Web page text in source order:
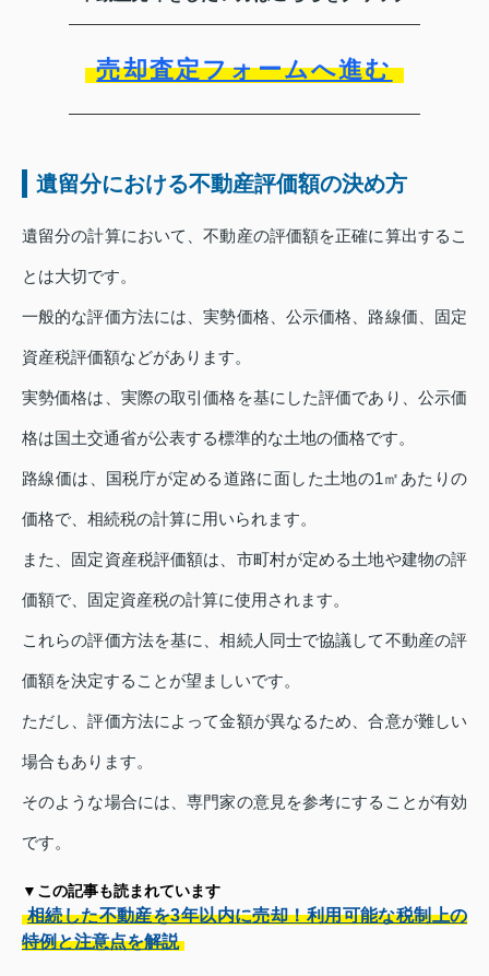
売却査定フォームへ進む
遺留分における不動産評価額の決め方
遺留分の計算において、不動産の評価額を正確に算出するこ
とは大切です。
一般的な評価方法には、実勢価格、公示価格、路線価、固定
資産税評価額などがあります。
実勢価格は、実際の取引価格を基にした評価であり、公示価
格は国土交通省が公表する標準的な土地の価格です。
路線価は、国税庁が定める道路に面した土地の1㎡あたりの
価格で、相続税の計算に用いられます。
また、固定資産税評価額は、市町村が定める土地や建物の評
価額で、固定資産税の計算に使用されます。
これらの評価方法を基に、相続人同士で協議して不動産の評
価額を決定することが望ましいです。
ただし、評価方法によって金額が異なるため、合意が難しい
場合もあります。
そのような場合には、専門家の意見を参考にすることが有効
です。
▼この記事も読まれています
相続した不動産を3年以内に売却！利用可能な税制上の
特例と注意点を解説